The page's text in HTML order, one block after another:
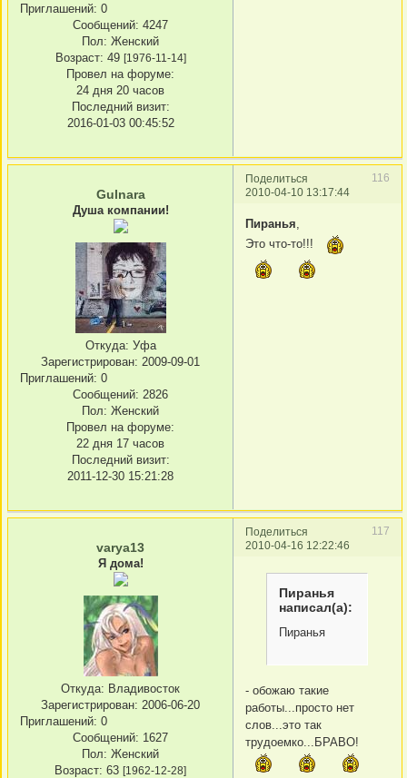
Приглашений: 0
Сообщений: 4247
Пол: Женский
Возраст: 49 [1976-11-14]
Провел на форуме:
24 дня 20 часов
Последний визит:
2016-01-03 00:45:52
Поделиться
116
2010-04-10 13:17:44
Gulnara
Душа компании!
Откуда: Уфа
Зарегистрирован: 2009-09-01
Приглашений: 0
Сообщений: 2826
Пол: Женский
Провел на форуме:
22 дня 17 часов
Последний визит:
2011-12-30 15:21:28
Пирaнья,
Это что-то!!!
Поделиться
117
2010-04-16 12:22:46
varya13
Я дома!
Откуда: Владивосток
Зарегистрирован: 2006-06-20
Приглашений: 0
Сообщений: 1627
Пол: Женский
Возраст: 63 [1962-12-28]
Пирaнья
написал(а):
Пирaнья
- обожаю такие
работы...просто нет
слов...это так
трудоемко...БРАВО!